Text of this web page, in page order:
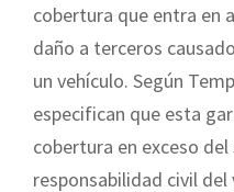
cobertura que entra en
daño a terceros
un vehículo. Según
especifican que esta
cobertura en exceso
responsabilidad civil del